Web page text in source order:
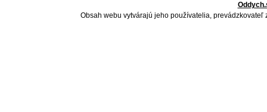
Obsah webu vytvárajú jeho používatelia,